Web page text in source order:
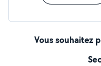
Vous souhaitez